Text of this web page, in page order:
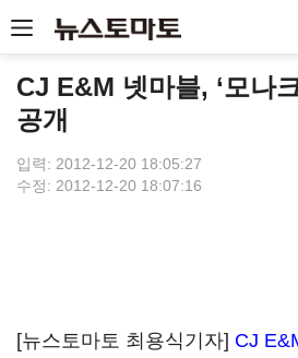
CJ E&M 넷마블, ‘모나
공개
입력: 2012-12-20 18:05:27
수정: 2012-12-20 18:07:16
[뉴스토마토 최용식기자] CJ